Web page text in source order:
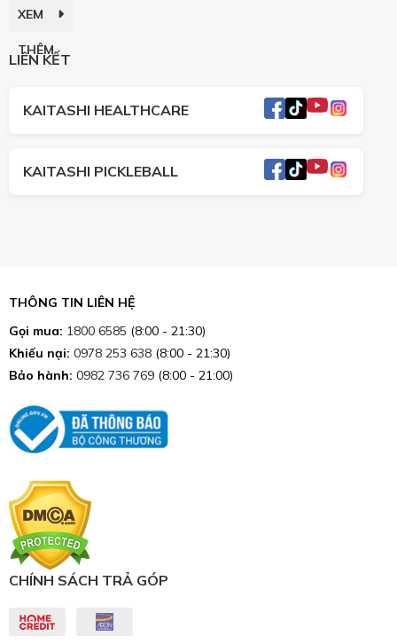
XEM
THÊM
LIÊN KẾT
KAITASHI HEALTHCARE
KAITASHI PICKLEBALL
THÔNG TIN LIÊN HỆ
Gọi mua: 1800 6585 (8:00 - 21:30)
Khiếu nại: 0978 253 638 (8:00 - 21:30)
Bảo hành: 0982 736 769 (8:00 - 21:00)
CHÍNH SÁCH TRẢ GÓP